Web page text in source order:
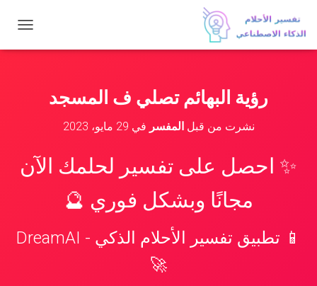
ب
ل
رؤية البهائم تصلي ف المسجد
نشرت من قبلالمفسر في 29 مايو، 2023
✨ احصل على تفسير لحلمك الآن
مجانًا وبشكل فوري 🔮
📱 تطبيق تفسير الأحلام الذكي - DreamAI
🚀